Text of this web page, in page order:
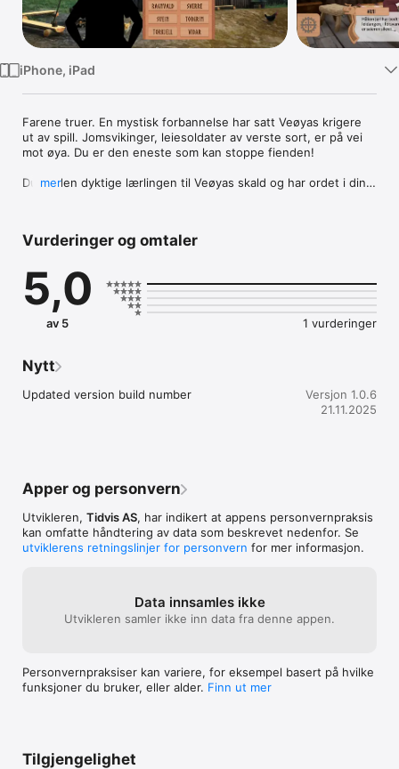
TV
iPhone, iPad
Farene truer. En mystisk forbannelse har satt Veøyas krigere
ut av spill. Jomsvikinger, leiesoldater av verste sort, er på vei
mot øya. Du er den eneste som kan stoppe fienden!
Du er den dyktige lærlingen til Veøyas skald og har ordet i din
mer
Vurderinger og omtaler
5,0
av 5 1 vurderinger
Nytt
Updated version build number
Versjon 1.0.6
21.11.2025
Apper og personvern
Utvikleren, Tidvis AS, har indikert at appens personvern­praksis
kan omfatte håndtering av data som beskrevet nedenfor. Se
utviklerens retningslinjer for personvern for mer informasjon.
Data innsamles ikke
Utvikleren samler ikke inn data fra denne appen.
Personvern­praksiser kan variere, for eksempel basert på hvilke
funksjoner du bruker, eller alder. Finn ut mer
Tilgjengelighet